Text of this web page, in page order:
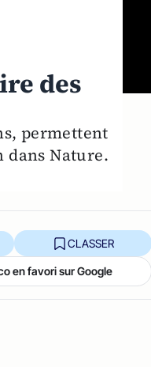
des
permettent
Nature.
CLASSER
en favori sur Google